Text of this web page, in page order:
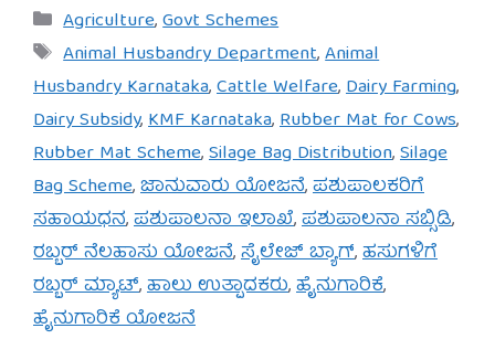
Categories
Agriculture,Govt Schemes
Tags
Animal Husbandry Department,Animal
Husbandry Karnataka,Cattle Welfare,Dairy Farming,
Dairy Subsidy,KMF Karnataka,Rubber Mat for Cows,
Rubber Mat Scheme,Silage Bag Distribution,Silage
Bag Scheme,ಜಾನುವಾರು ಯೋಜನೆ,ಪಶುಪಾಲಕರಿಗೆ
ಸಹಾಯಧನ,ಪಶುಪಾಲನಾ ಇಲಾಖೆ,ಪಶುಪಾಲನಾ ಸಬ್ಸಿಡಿ,
ರಬ್ಬರ್ ನೆಲಹಾಸು ಯೋಜನೆ,ಸೈಲೇಜ್ ಬ್ಯಾಗ್,ಹಸುಗಳಿಗೆ
ರಬ್ಬರ್ ಮ್ಯಾಟ್,ಹಾಲು ಉತ್ಪಾದಕರು,ಹೈನುಗಾರಿಕೆ,
ಹೈನುಗಾರಿಕೆ ಯೋಜನೆ